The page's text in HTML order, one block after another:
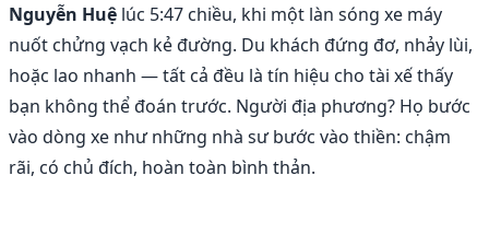
Nguyễn Huệ lúc 5:47 chiều, khi một làn sóng xe máy
nuốt chửng vạch kẻ đường. Du khách đứng đơ, nhảy lùi,
hoặc lao nhanh — tất cả đều là tín hiệu cho tài xế thấy
bạn không thể đoán trước. Người địa phương? Họ bước
vào dòng xe như những nhà sư bước vào thiền: chậm
rãi, có chủ đích, hoàn toàn bình thản.